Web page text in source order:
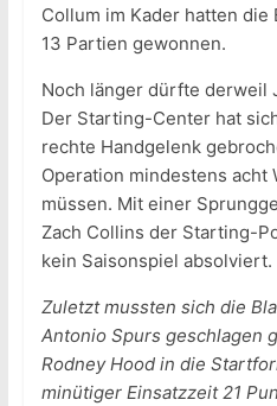
Collum im Kader hatten
13 Partien gewonnen.
Noch länger dürfte derweil
Der Starting-Center hat
rechte Handgelenk
Operation mindestens acht
müssen. Mit einer
Zach Collins der Starting-
kein Saisonspiel absolviert.
Zuletzt mussten sich die
Antonio Spurs geschlagen
Rodney Hood in die
minütiger Einsatzzeit 21